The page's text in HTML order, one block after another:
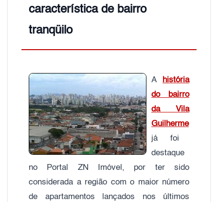
característica de bairro
tranqüilo
A
história
do bairro
da Vila
Guilherme
já foi
destaque
no Portal ZN Imóvel, por ter sido
considerada a região com o maior número
de apartamentos lançados nos últimos